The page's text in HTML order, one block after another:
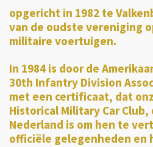
opgericht in 1982 te
van de oudste vereniging
militaire voertuigen.
In 1984 is door de
30th Infantry Division
met een certificaat, dat
Historical Military Car
Nederland is om hen te
officiële gelegenheden en